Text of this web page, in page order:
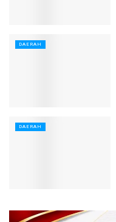
DAERAH
DAERAH